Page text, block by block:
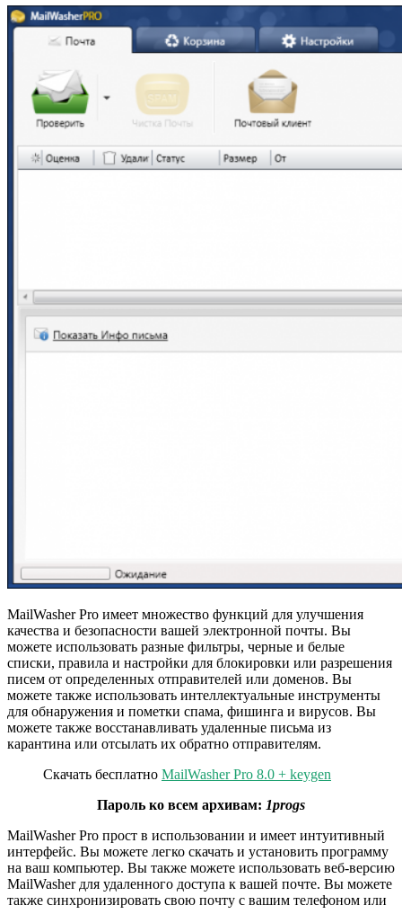
MailWasher Pro имеет множество функций для улучшения
качества и безопасности вашей электронной почты. Вы
можете использовать разные фильтры, черные и белые
списки, правила и настройки для блокировки или разрешения
писем от определенных отправителей или доменов. Вы
можете также использовать интеллектуальные инструменты
для обнаружения и пометки спама, фишинга и вирусов. Вы
можете также восстанавливать удаленные письма из
карантина или отсылать их обратно отправителям.
Скачать бесплатно MailWasher Pro 8.0 + keygen
Пароль ко всем архивам: 1progs
MailWasher Pro прост в использовании и имеет интуитивный
интерфейс. Вы можете легко скачать и установить программу
на ваш компьютер. Вы также можете использовать веб-версию
MailWasher для удаленного доступа к вашей почте. Вы можете
также синхронизировать свою почту с вашим телефоном или